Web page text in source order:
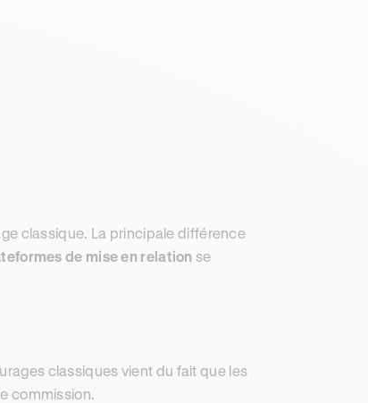
classique. La principale différence
de mise en relation se
classiques vient du fait que les
commission.